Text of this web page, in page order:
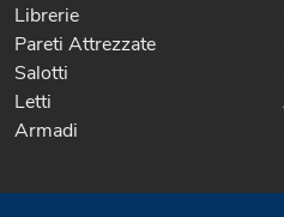
Librerie
Pareti Attrezzate
Salotti
Letti
Armadi